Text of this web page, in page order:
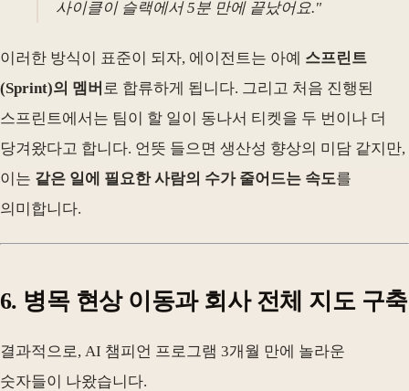
사이클이 슬랙에서 5분 만에 끝났어요."
이러한 방식이 표준이 되자, 에이전트는 아예 스프린트
(Sprint)의 멤버 로 합류하게 됩니다. 그리고 처음 진행된
스프린트에서는 팀이 할 일이 동나서 티켓을 두 번이나 더
당겨왔다고 합니다. 언뜻 들으면 생산성 향상의 미담 같지만,
이는 같은 일에 필요한 사람의 수가 줄어드는 속도를
의미합니다.
6. 병목 현상 이동과 회사 전체 지도 구축
결과적으로, AI 챔피언 프로그램 3개월 만에 놀라운
숫자들이 나왔습니다.